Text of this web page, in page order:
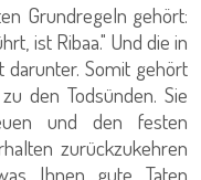
Grundregeln gehört:
ist Ribaa." Und die in
darunter. Somit gehört
den Todsünden. Sie
und den festen
zurückzukehren
Ihnen gute Taten